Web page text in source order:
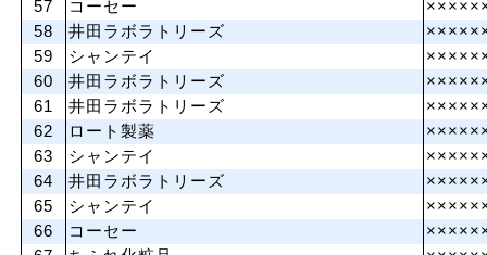
57
コーセー
58
井田ラボラトリーズ
59
シャンテイ
60
井田ラボラトリーズ
61
井田ラボラトリーズ
62
ロート製薬
63
シャンテイ
64
井田ラボラトリーズ
65
シャンテイ
66
コーセー